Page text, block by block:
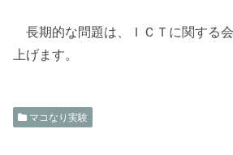
長期的な問題は、ＩＣＴに関する
上げます。
マコなり実験